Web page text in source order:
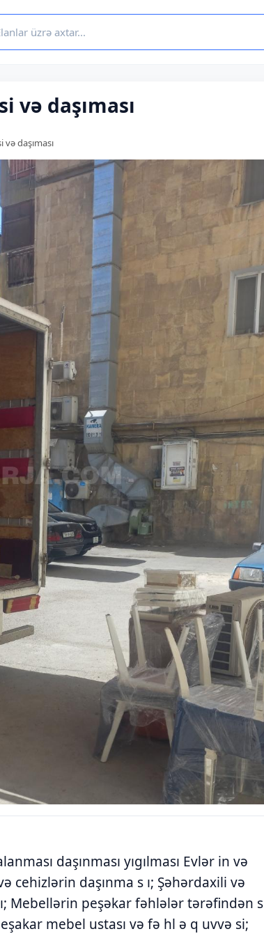
və daşıması
daşıması
daşınması yıgılması Evlər in və
cehizlərin daşınma s ı; Şəhərdaxili və
Mebellərin peşəkar fəhlələr tərəfindən s
mebel ustası və fə hl ə q uvvə si;